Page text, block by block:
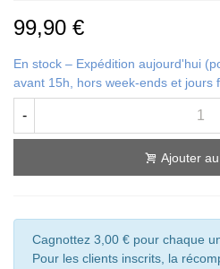
99,90 €
En stock – Expédition aujourd'hui
avant 15h, hors week-ends et jours
-
Ajouter
Cagnottez 3,00 € pour chaque
Pour les clients inscrits, la